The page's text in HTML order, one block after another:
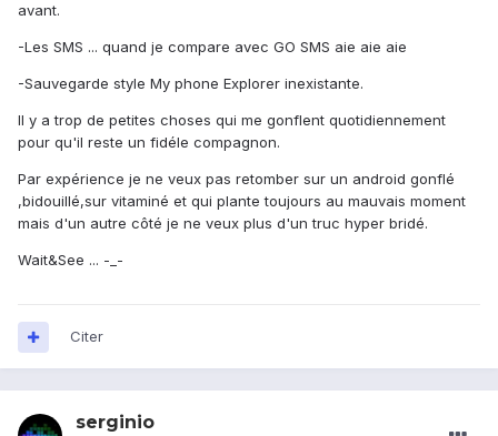
avant.
-Les SMS ... quand je compare avec GO SMS aie aie aie
-Sauvegarde style My phone Explorer inexistante.
Il y a trop de petites choses qui me gonflent quotidiennement
pour qu'il reste un fidéle compagnon.
Par expérience je ne veux pas retomber sur un android gonflé
,bidouillé,sur vitaminé et qui plante toujours au mauvais moment
mais d'un autre côté je ne veux plus d'un truc hyper bridé.
Wait&See ... -_-
Citer
serginio